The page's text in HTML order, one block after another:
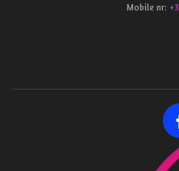
Mobile nr: